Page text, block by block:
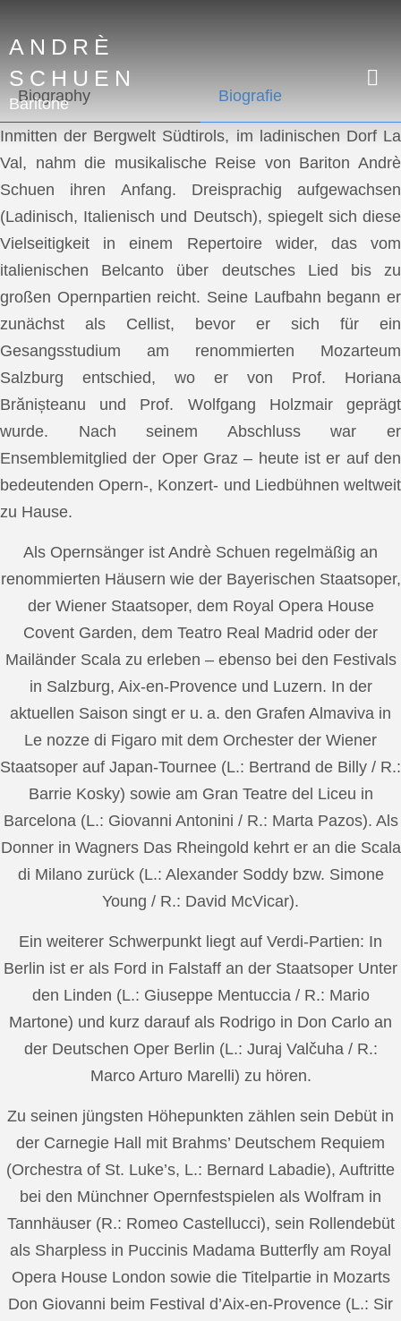
ANDRÈ
SCHUEN
Baritone
Biography Biografie
Inmitten der Bergwelt Südtirols, im ladinischen Dorf La
Val, nahm die musikalische Reise von Bariton Andrè
Schuen ihren Anfang. Dreisprachig aufgewachsen
(Ladinisch, Italienisch und Deutsch), spiegelt sich diese
Vielseitigkeit in einem Repertoire wider, das vom
italienischen Belcanto über deutsches Lied bis zu
großen Opernpartien reicht. Seine Laufbahn begann er
zunächst als Cellist, bevor er sich für ein
Gesangsstudium am renommierten Mozarteum
Salzburg entschied, wo er von Prof. Horiana
Brănișteanu und Prof. Wolfgang Holzmair geprägt
wurde. Nach seinem Abschluss war er
Ensemblemitglied der Oper Graz – heute ist er auf den
bedeutenden Opern-, Konzert- und Liedbühnen weltweit
zu Hause.
Als Opernsänger ist Andrè Schuen regelmäßig an
renommierten Häusern wie der Bayerischen Staatsoper,
der Wiener Staatsoper, dem Royal Opera House
Covent Garden, dem Teatro Real Madrid oder der
Mailänder Scala zu erleben – ebenso bei den Festivals
in Salzburg, Aix-en-Provence und Luzern. In der
aktuellen Saison singt er u. a. den Grafen Almaviva in
Le nozze di Figaro mit dem Orchester der Wiener
Staatsoper auf Japan-Tournee (L.: Bertrand de Billy / R.:
Barrie Kosky) sowie am Gran Teatre del Liceu in
Barcelona (L.: Giovanni Antonini / R.: Marta Pazos). Als
Donner in Wagners Das Rheingold kehrt er an die Scala
di Milano zurück (L.: Alexander Soddy bzw. Simone
Young / R.: David McVicar).
Ein weiterer Schwerpunkt liegt auf Verdi-Partien: In
Berlin ist er als Ford in Falstaff an der Staatsoper Unter
den Linden (L.: Giuseppe Mentuccia / R.: Mario
Martone) und kurz darauf als Rodrigo in Don Carlo an
der Deutschen Oper Berlin (L.: Juraj Valčuha / R.:
Marco Arturo Marelli) zu hören.
Zu seinen jüngsten Höhepunkten zählen sein Debüt in
der Carnegie Hall mit Brahms’ Deutschem Requiem
(Orchestra of St. Luke’s, L.: Bernard Labadie), Auftritte
bei den Münchner Opernfestspielen als Wolfram in
Tannhäuser (R.: Romeo Castellucci), sein Rollendebüt
als Sharpless in Puccinis Madama Butterfly am Royal
Opera House London sowie die Titelpartie in Mozarts
Don Giovanni beim Festival d’Aix-en-Provence (L.: Sir